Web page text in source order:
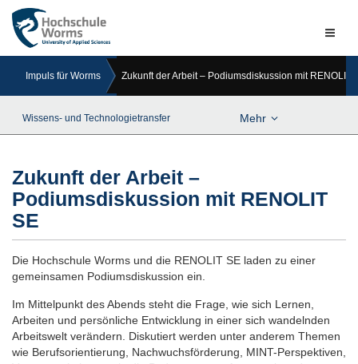
Impuls für Worms Zukunft der Arbeit – Podiumsdiskussion mit RENOLIT
Wissens- und Technologietransfer Mehr
Zukunft der Arbeit –
Podiumsdiskussion mit RENOLIT
SE
Die Hochschule Worms und die RENOLIT SE laden zu einer
gemeinsamen Podiumsdiskussion ein.
Im Mittelpunkt des Abends steht die Frage, wie sich Lernen,
Arbeiten und persönliche Entwicklung in einer sich wandelnden
Arbeitswelt verändern. Diskutiert werden unter anderem Themen
wie Berufsorientierung, Nachwuchsförderung, MINT-Perspektiven,